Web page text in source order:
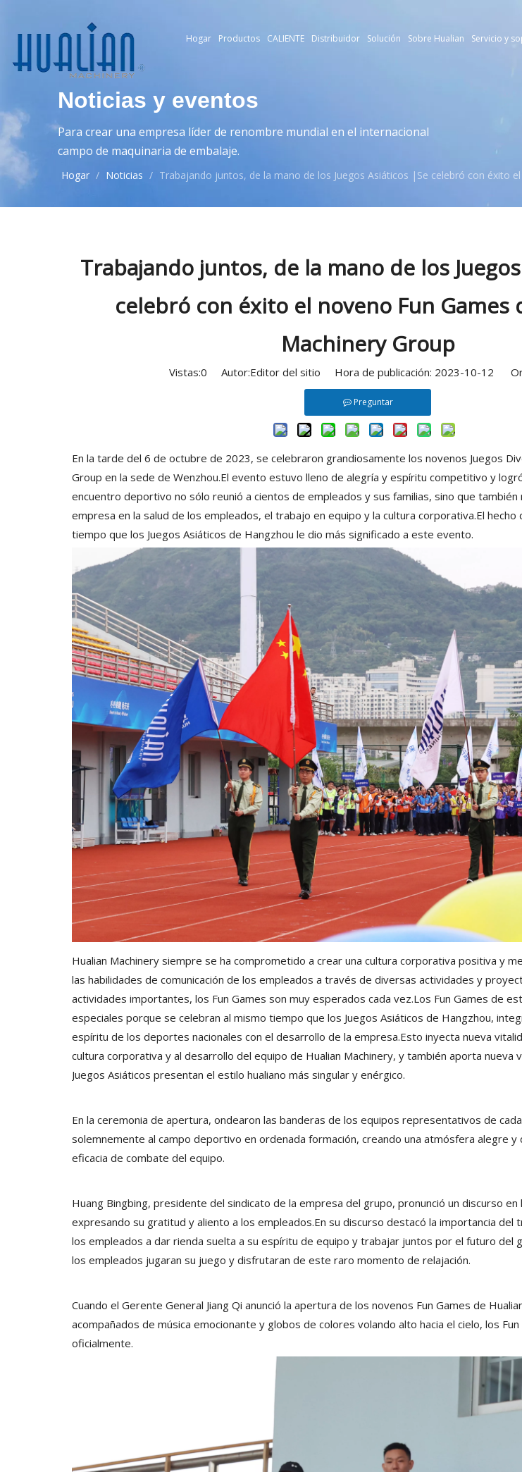
Hogar Productos CALIENTE Distribuidor Solución Sobre Hualian Servicio y
Noticias y eventos
Para crear una empresa líder de renombre mundial en el internacional
campo de maquinaria de embalaje.
Hogar / Noticias / Trabajando juntos, de la mano de los Juegos Asiáticos |Se celebró con éxito
Trabajando juntos, de la mano de los
celebró con éxito el noveno Fun Games
Machinery Group
Vistas:0 Autor:Editor del sitio Hora de publicación: 2023-10-12
Preguntar
En la tarde del 6 de octubre de 2023, se celebraron grandiosamente los novenos Juegos
Group en la sede de Wenzhou.El evento estuvo lleno de alegría y espíritu competitivo y
encuentro deportivo no sólo reunió a cientos de empleados y sus familias, sino que
empresa en la salud de los empleados, el trabajo en equipo y la cultura corporativa.El hecho
tiempo que los Juegos Asiáticos de Hangzhou le dio más significado a este evento.
Hualian Machinery siempre se ha comprometido a crear una cultura corporativa positiva y
las habilidades de comunicación de los empleados a través de diversas actividades y
actividades importantes, los Fun Games son muy esperados cada vez.Los Fun Games de
especiales porque se celebran al mismo tiempo que los Juegos Asiáticos de Hangzhou,
espíritu de los deportes nacionales con el desarrollo de la empresa.Esto inyecta nueva
cultura corporativa y al desarrollo del equipo de Hualian Machinery, y también aporta nueva
Juegos Asiáticos presentan el estilo hualiano más singular y enérgico.
En la ceremonia de apertura, ondearon las banderas de los equipos representativos de
solemnemente al campo deportivo en ordenada formación, creando una atmósfera alegre
eficacia de combate del equipo.
Huang Bingbing, presidente del sindicato de la empresa del grupo, pronunció un discurso
expresando su gratitud y aliento a los empleados.En su discurso destacó la importancia del
los empleados a dar rienda suelta a su espíritu de equipo y trabajar juntos por el futuro del
los empleados jugaran su juego y disfrutaran de este raro momento de relajación.
Cuando el Gerente General Jiang Qi anunció la apertura de los novenos Fun Games de
acompañados de música emocionante y globos de colores volando alto hacia el cielo, los
oficialmente.